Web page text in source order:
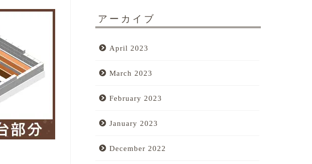
アーカイブ
April 2023
March 2023
February 2023
January 2023
December 2022